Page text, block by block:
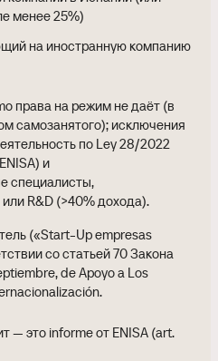
менее 25%)
на иностранную компанию
права на режим не даёт (в
самозанятого); исключения
по Ley 28/2022
и
специалисты,
R&D (>40% дохода).
(«Start-Up empresas
со статьей 70 Закона
de Apoyo a Los
— это informe от ENISA (art.